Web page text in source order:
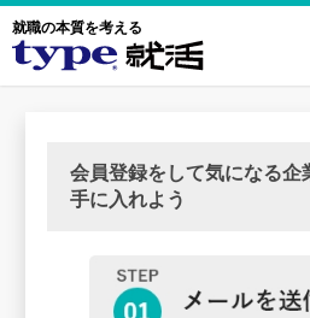
就職の本質を考える
会員登録をして気になる企
手に入れよう